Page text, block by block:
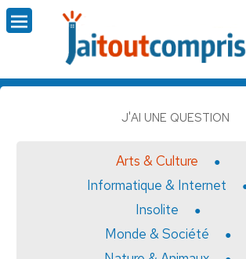
J'AI UNE QUESTION
Arts & Culture
Informatique & Internet
Insolite
Monde & Société